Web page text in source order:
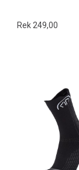
Rek 249,00